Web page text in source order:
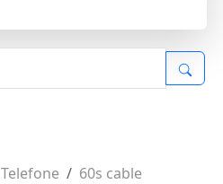
Telefone 60s cable